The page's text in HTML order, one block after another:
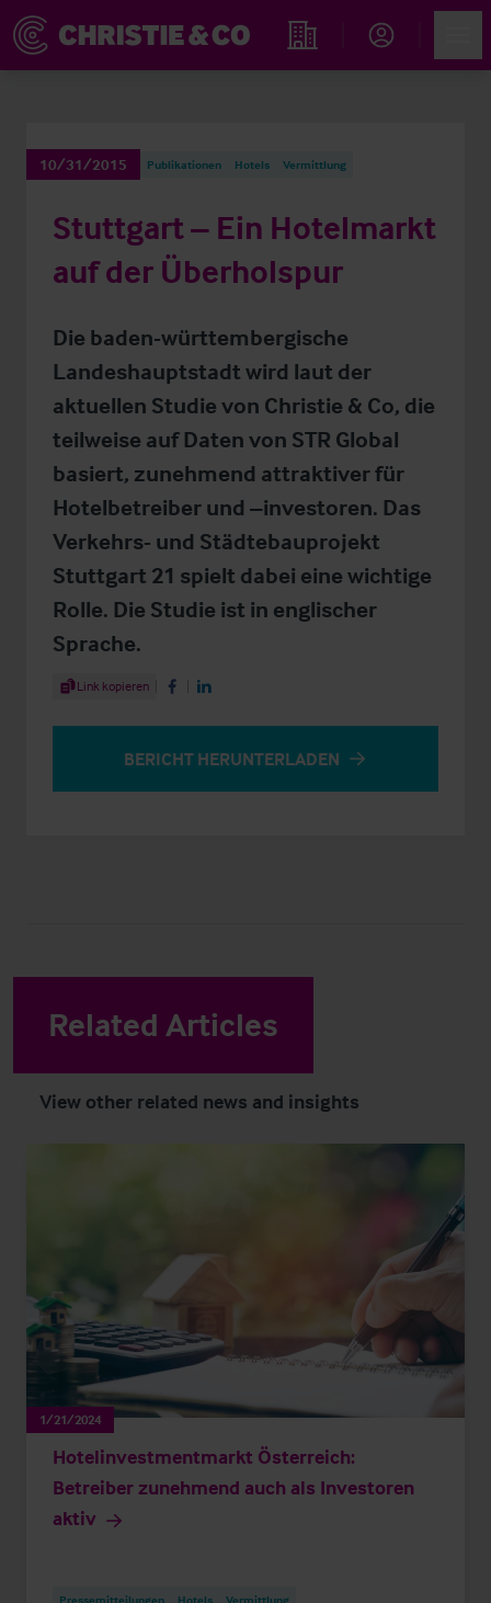
Immobiliensuche
10/31/2015 Publikationen Hotels Vermittlung
Stuttgart – Ein Hotelmarkt
auf der Überholspur
Die baden-württembergische
Landeshauptstadt wird laut der
aktuellen Studie von Christie & Co, die
teilweise auf Daten von STR Global
basiert, zunehmend attraktiver für
Hotelbetreiber und –investoren. Das
Verkehrs- und Städtebauprojekt
Stuttgart 21 spielt dabei eine wichtige
Rolle. Die Studie ist in englischer
Sprache.
Share Article
Link kopieren Share on Facebook
Share on LinkedIn
BERICHT HERUNTERLADEN
Related Articles
View other related news and insights
1/21/2024
Hotelinvestmentmarkt Österreich:
Betreiber zunehmend auch als Investoren
aktiv
Pressemitteilungen Hotels
Vermittlung